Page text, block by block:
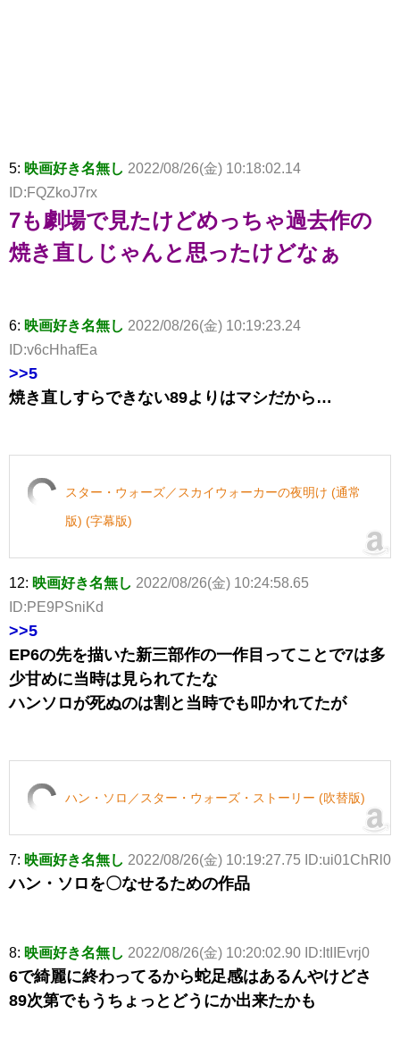
5: 映画好き名無し 2022/08/26(金) 10:18:02.14
ID:FQZkoJ7rx
7も劇場で見たけどめっちゃ過去作の
焼き直しじゃんと思ったけどなぁ
6: 映画好き名無し 2022/08/26(金) 10:19:23.24
ID:v6cHhafEa
>>5
焼き直しすらできない89よりはマシだから…
スター・ウォーズ／スカイウォーカーの夜明け (通常
版) (字幕版)
12: 映画好き名無し 2022/08/26(金) 10:24:58.65
ID:PE9PSniKd
>>5
EP6の先を描いた新三部作の一作目ってことで7は多
少甘めに当時は見られてたな
ハンソロが死ぬのは割と当時でも叩かれてたが
ハン・ソロ／スター・ウォーズ・ストーリー (吹替版)
7: 映画好き名無し 2022/08/26(金) 10:19:27.75 ID:ui01ChRl0
ハン・ソロを〇なせるための作品
8: 映画好き名無し 2022/08/26(金) 10:20:02.90 ID:ItIIEvrj0
6で綺麗に終わってるから蛇足感はあるんやけどさ
89次第でもうちょっとどうにか出来たかも